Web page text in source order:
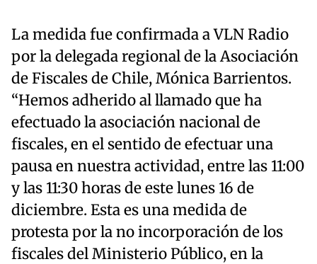
La medida fue confirmada a VLN Radio
por la delegada regional de la Asociación
de Fiscales de Chile, Mónica Barrientos.
“Hemos adherido al llamado que ha
efectuado la asociación nacional de
fiscales, en el sentido de efectuar una
pausa en nuestra actividad, entre las 11:00
y las 11:30 horas de este lunes 16 de
diciembre. Esta es una medida de
protesta por la no incorporación de los
fiscales del Ministerio Público, en la